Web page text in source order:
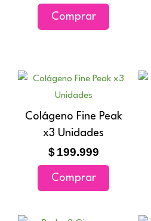
Comprar
Colágeno Fine Peak
x3 Unidades
$ 199.999
Comprar